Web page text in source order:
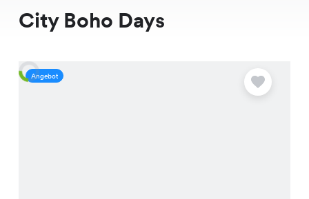
City Boho Days
Angebot